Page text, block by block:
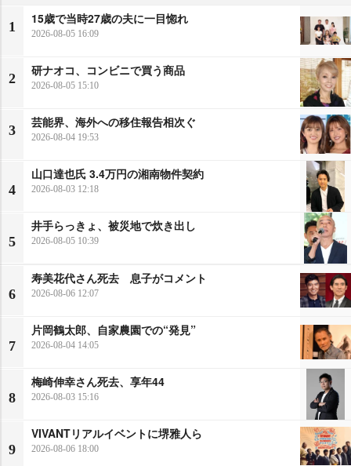
1
15歳で当時27歳の夫に一目惚れ
2026-08-05 16:09
2
研ナオコ、コンビニで買う商品
2026-08-05 15:10
3
芸能界、海外への移住報告相次ぐ
2026-08-04 19:53
4
山口達也氏 3.4万円の湘南物件契約
2026-08-03 12:18
5
井手らっきょ、被災地で炊き出し
2026-08-05 10:39
6
寿美花代さん死去 息子がコメント
2026-08-06 12:07
7
片岡鶴太郎、自家農園での“発見”
2026-08-04 14:05
8
梅崎伸幸さん死去、享年44
2026-08-03 15:16
9
VIVANTリアルイベントに堺雅人ら
2026-08-06 18:00